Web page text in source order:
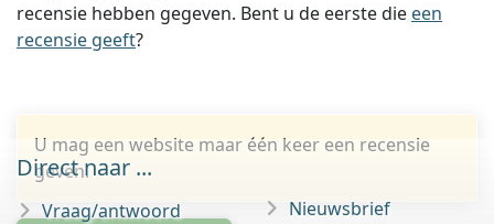
recensie hebben gegeven. Bent u de eerste die een
recensie geeft?
U mag een website maar één keer een recensie
geven.
Direct naar ...
Vraag/antwoord
Nieuwsbrief